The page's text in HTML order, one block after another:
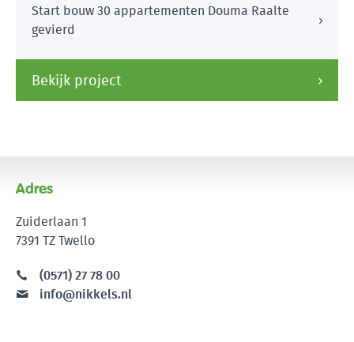
Start bouw 30 appartementen Douma Raalte
gevierd
Bekijk project
Adres
Zuiderlaan 1
7391 TZ Twello
(0571) 27 78 00
info@nikkels.nl